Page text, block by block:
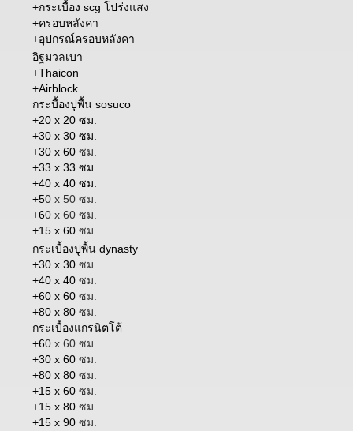
+กระเบื้อง scg โปร่งแสง
+ครอบหลังคา
+อุปกรณ์ครอบหลังคา
อิฐมวลเบา
+Thaicon
+Airblock
กระบื้องปูพื้น sosuco
+20 x 20 ซม.
+30 x 30 ซม.
+30 x 60 ซม.
+33 x 33 ซม.
+40 x 40 ซม.
+50 x 50 ซม.
+60 x 60 ซม.
+15 x 60 ซม.
กระเบื้องปูพื้น dynasty
+30 x 30 ซม.
+40 x 40 ซม.
+60 x 60 ซม.
+80 x 80 ซม.
กระเบื้องแกรนิตโต้
+60 x 60 ซม.
+30 x 60 ซม.
+80 x 80 ซม.
+15 x 60 ซม.
+15 x 80 ซม.
+15 x 90 ซม.